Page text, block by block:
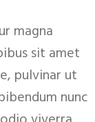
magna
sit amet
pulvinar ut
nunc